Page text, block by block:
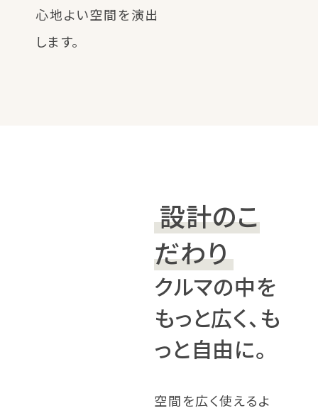
心地よい空間を演出
します。
設計のこ
だわり
クルマの中を
もっと広く、も
っと自由に。
空間を広く使えるよ